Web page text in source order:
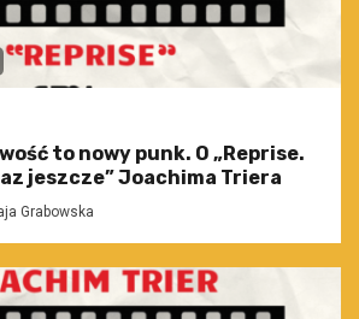
to nowy punk. O „Reprise.
jeszcze” Joachima Triera
Grabowska